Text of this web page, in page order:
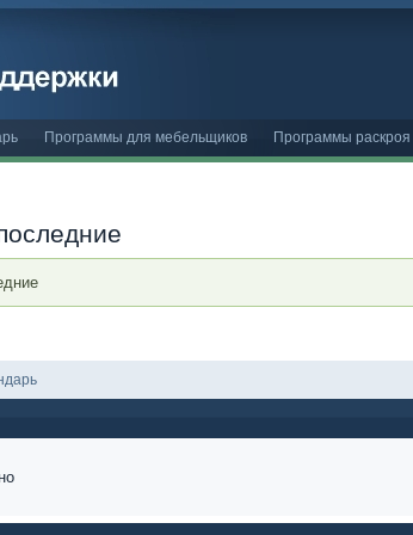
Программы для мебельщиков Программы раскроя